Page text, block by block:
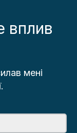
вплив
мені